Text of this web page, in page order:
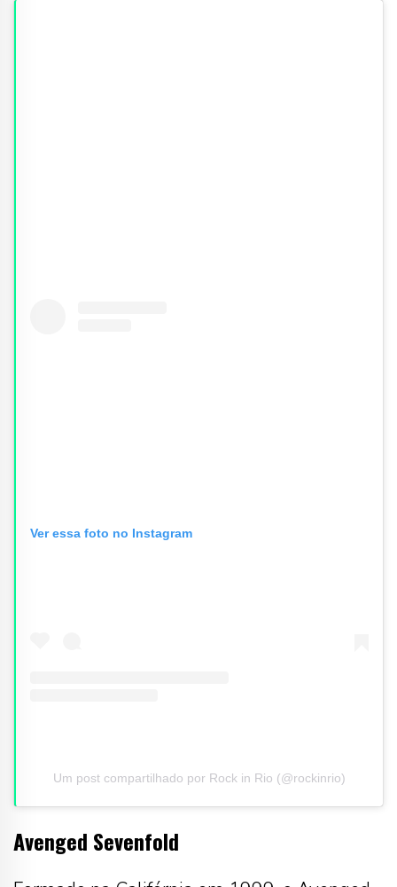
Ver essa foto no Instagram
Um post compartilhado por Rock in Rio (@rockinrio)
Avenged Sevenfold